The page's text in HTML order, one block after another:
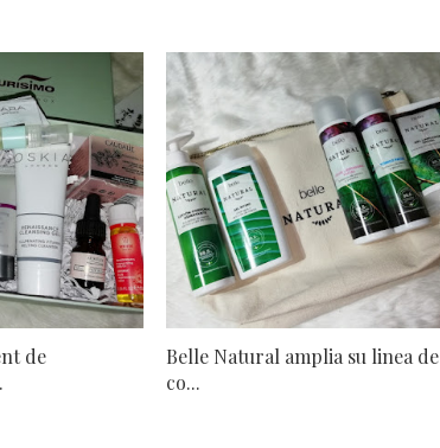
de
Belle Natural amplia su linea de
co...